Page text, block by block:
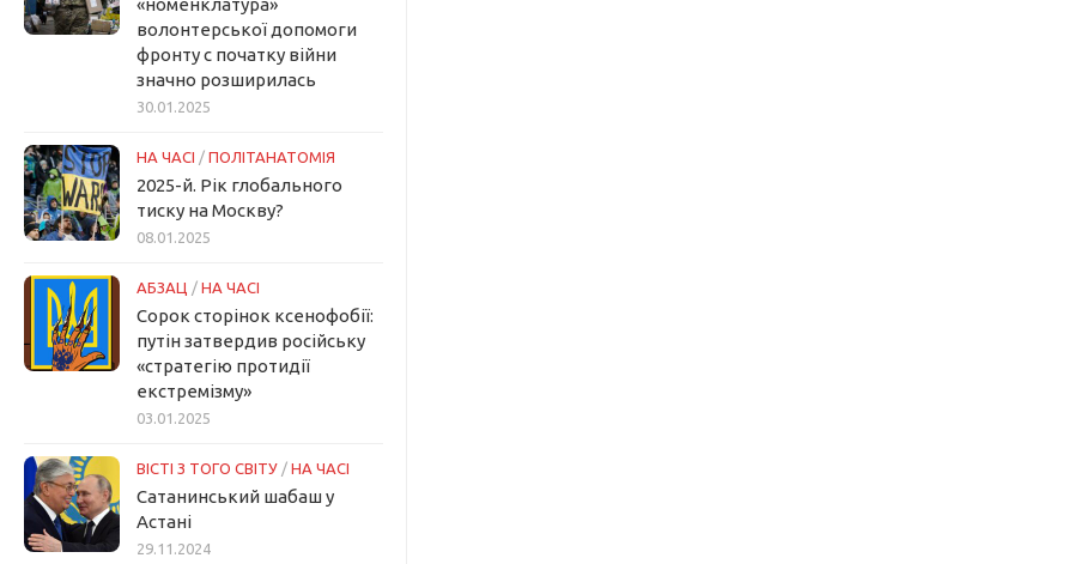
«номенклатура»
волонтерської допомоги
фронту с початку війни
значно розширилась
30.01.2025
НА ЧАСІ / ПОЛІТАНАТОМІЯ
2025-й. Рік глобального
тиску на Москву?
08.01.2025
АБЗАЦ / НА ЧАСІ
Сорок сторінок ксенофобії:
путін затвердив російську
«стратегію протидії
екстремізму»
03.01.2025
ВІСТІ З ТОГО СВІТУ / НА ЧАСІ
Сатанинський шабаш у
Астані
29.11.2024